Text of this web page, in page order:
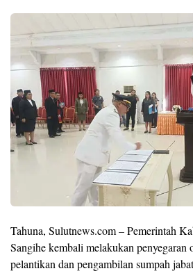
Tahuna, Sulutnews.com – Pemerintah
Sangihe kembali melakukan penyegaran
pelantikan dan pengambilan sumpah